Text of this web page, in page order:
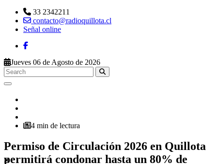
33 2342211
contacto@radioquillota.cl
Señal online
Jueves 06 de Agosto de 2026
4 min de lectura
Permiso de Circulación 2026 en Quillota
permitirá condonar hasta un 80% de